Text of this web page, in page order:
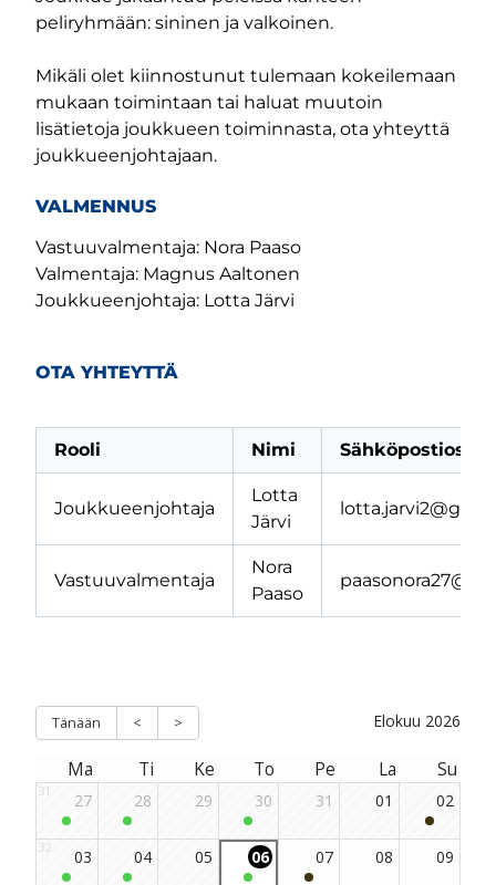
peliryhmään: sininen ja valkoinen.
Mikäli olet kiinnostunut tulemaan kokeilemaan
mukaan toimintaan tai haluat muutoin
lisätietoja joukkueen toiminnasta, ota yhteyttä
joukkueenjohtajaan.
VALMENNUS
Vastuuvalmentaja: Nora Paaso
Valmentaja: Magnus Aaltonen
Joukkueenjohtaja: Lotta Järvi
OTA YHTEYTTÄ
Rooli Nimi
Joukkueenjohtaja
Lotta
Järvi
Vastuuvalmentaja
Nora
Paaso